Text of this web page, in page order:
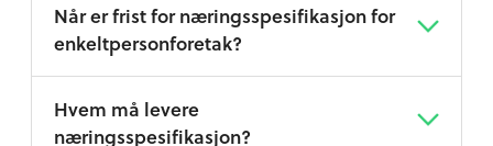
Når er frist for næringsspesifikasjon for
enkeltpersonforetak?
Hvem må levere
næringsspesifikasjon?